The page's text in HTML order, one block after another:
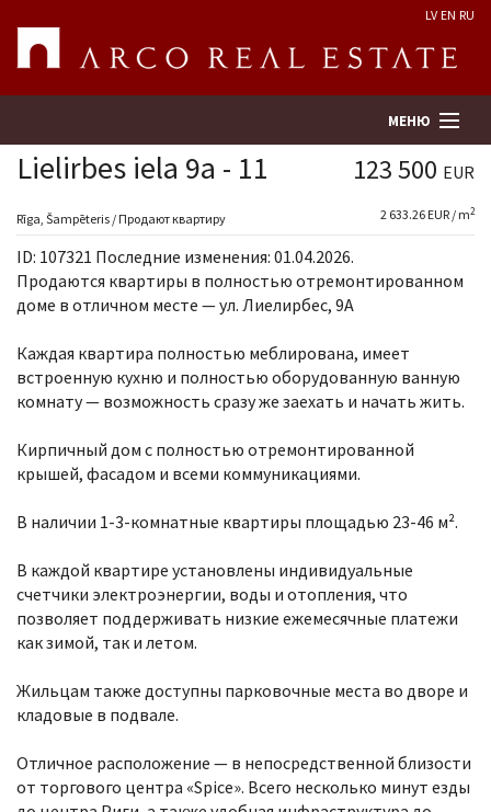
LV EN RU
МЕНЮ
Поиск
Оценка недвижимости
Услуги
Kонтакты
Lielirbes iela 9a - 11 123 500 EUR
Rīga, Šampēteris / Продают квартиру 2 633.26 EUR / m2
ID: 107321 Последние изменения: 01.04.2026.
Продаются квартиры в полностью отремонтированном
доме в отличном месте — ул. Лиелирбес, 9А
Каждая квартира полностью меблирована, имеет
встроенную кухню и полностью оборудованную ванную
комнату — возможность сразу же заехать и начать жить.
Кирпичный дом с полностью отремонтированной
крышей, фасадом и всеми коммуникациями.
В наличии 1-3-комнатные квартиры площадью 23-46 м².
В каждой квартире установлены индивидуальные
счетчики электроэнергии, воды и отопления, что
позволяет поддерживать низкие ежемесячные платежи
как зимой, так и летом.
Жильцам также доступны парковочные места во дворе и
кладовые в подвале.
Отличное расположение — в непосредственной близости
от торгового центра «Spice». Всего несколько минут езды